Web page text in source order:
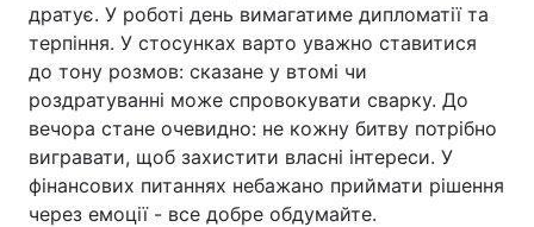
дратує. У роботі день вимагатиме дипломатії та
терпіння. У стосунках варто уважно ставитися
до тону розмов: сказане у втомі чи
роздратуванні може спровокувати сварку. До
вечора стане очевидно: не кожну битву потрібно
вигравати, щоб захистити власні інтереси. У
фінансових питаннях небажано приймати рішення
через емоції - все добре обдумайте.